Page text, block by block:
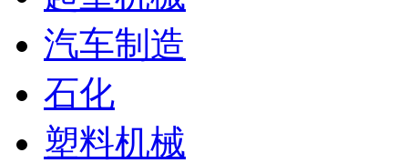
汽车制造
石化
塑料机械